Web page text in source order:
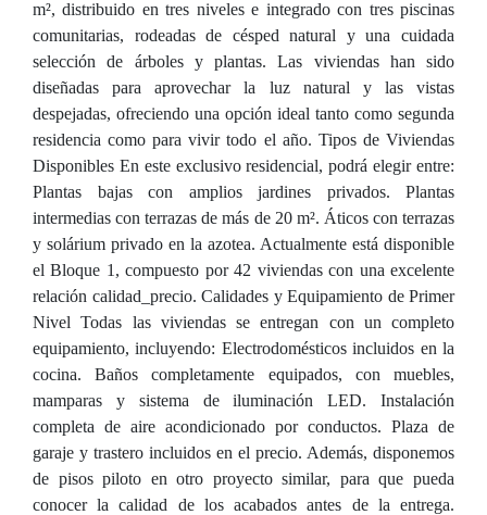
m², distribuido en tres niveles e integrado con tres piscinas
comunitarias, rodeadas de césped natural y una cuidada
selección de árboles y plantas. Las viviendas han sido
diseñadas para aprovechar la luz natural y las vistas
despejadas, ofreciendo una opción ideal tanto como segunda
residencia como para vivir todo el año. Tipos de Viviendas
Disponibles En este exclusivo residencial, podrá elegir entre:
Plantas bajas con amplios jardines privados. Plantas
intermedias con terrazas de más de 20 m². Áticos con terrazas
y solárium privado en la azotea. Actualmente está disponible
el Bloque 1, compuesto por 42 viviendas con una excelente
relación calidad_precio. Calidades y Equipamiento de Primer
Nivel Todas las viviendas se entregan con un completo
equipamiento, incluyendo: Electrodomésticos incluidos en la
cocina. Baños completamente equipados, con muebles,
mamparas y sistema de iluminación LED. Instalación
completa de aire acondicionado por conductos. Plaza de
garaje y trastero incluidos en el precio. Además, disponemos
de pisos piloto en otro proyecto similar, para que pueda
conocer la calidad de los acabados antes de la entrega.